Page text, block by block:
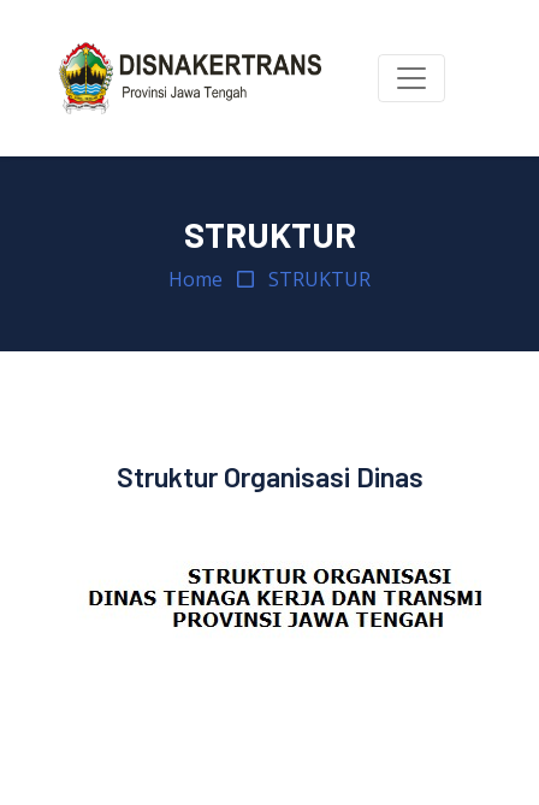
STRUKTUR
Home STRUKTUR
Struktur Organisasi Dinas